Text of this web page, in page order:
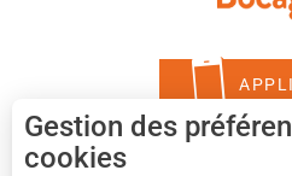
Gestion des
cookies